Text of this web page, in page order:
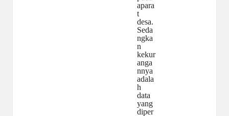
apara
t
desa.
Seda
ngka
n
kekur
anga
nnya
adala
h
data
yang
diper